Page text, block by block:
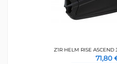
Z1R HELM RISE ASCEND
71,80